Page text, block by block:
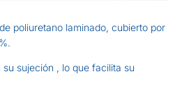
poliuretano laminado, cubierto por
sujeción , lo que facilita su